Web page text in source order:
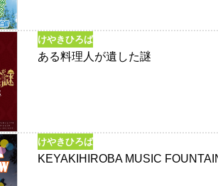
けやきひろば
ある料理人が遺した謎
けやきひろば
KEYAKIHIROBA MUSIC